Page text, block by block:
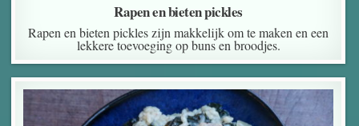
Rapen en bieten pickles
Rapen en bieten pickles zijn makkelijk om te maken en een
lekkere toevoeging op buns en broodjes.